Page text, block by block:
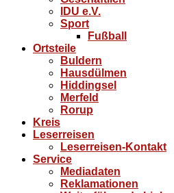
IDU e.V.
Sport
Fußball
Ortsteile
Buldern
Hausdülmen
Hiddingsel
Merfeld
Rorup
Kreis
Leserreisen
Leserreisen-Kontakt
Service
Mediadaten
Reklamationen